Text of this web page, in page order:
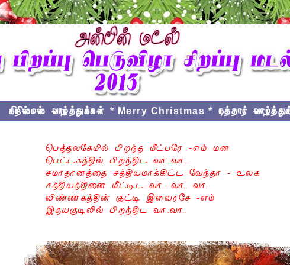
கிறிஸ்மஸ் வாழ்த்துக்கள் * Merry Christmas * நத்தார்
        பெத்தலகேமில் பிறந்த மீட்பரே -எம் மன
        பெட்டகத்தில் பிறந்திட வா...வா...
        சமாதானத்தை சத்தியமாக்கிட்ட வேந்தா - உலக
        சத்தியத்தினை மீட்டிட வா.. வா.. வா..
        விண்ணகத்தின் குட்டி இளவரசே -எம்
        இதயகுடிலில் பிறந்திட வா..வா..